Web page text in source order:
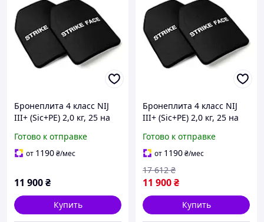
Бронеплита 4 класс NIJ
III+ (Sic+PE) 2,0 кг, 25 на
Готово к отправке
от 1190₴/мес
11 900₴
Купить
Бронеплита 4 класс NIJ
III+ (Sic+PE) 2,0 кг, 25 на
Готово к отправке
от 1190₴/мес
11 900₴
17 612 ₴
Купить